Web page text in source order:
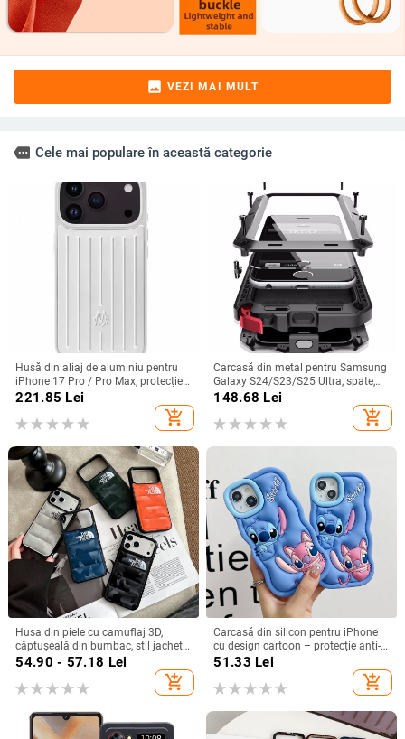
image VEZI MAI MULT
more Cele mai populare în această categorie
Husă din aliaj de aluminiu pentru
iPhone 17 Pro / Pro Max, protecție
anti-cădere, închidere magnetică,
turnare prin injecție, posibilitate de
personalizare
221.85 Lei
add_shopping_cart
Carcasă din metal pentru Samsung
Galaxy S24/S23/S25 Ultra, spate,
prelucrată, personalizabilă, disipare
căldură, anti-cadere, anti-amprentă
148.68 Lei
add_shopping_cart
Husa din piele cu camuflaj 3D,
căptușeală din bumbac, stil jachetă
de iarnă, compatibilă cu iPhone
54.90 - 57.18 Lei
add_shopping_cart
Carcasă din silicon pentru iPhone
cu design cartoon – protecție anti-
cădere, finisaj mat, compatibilă cu
(Pro/Max)
51.33 Lei
add_shopping_cart